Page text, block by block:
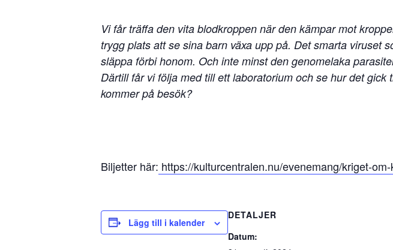
Vi får träffa den vita blodkroppen när den kämpar mot
trygg plats att se sina barn växa upp på. Det smarta viruset
släppa förbi honom. Och inte minst den genomelaka
Därtill får vi följa med till ett laboratorium och se hur det
kommer på besök?
Biljetter här: https://kulturcentralen.nu/evenemang/kriget-
Lägg till i kalender
DETALJER
Datum: